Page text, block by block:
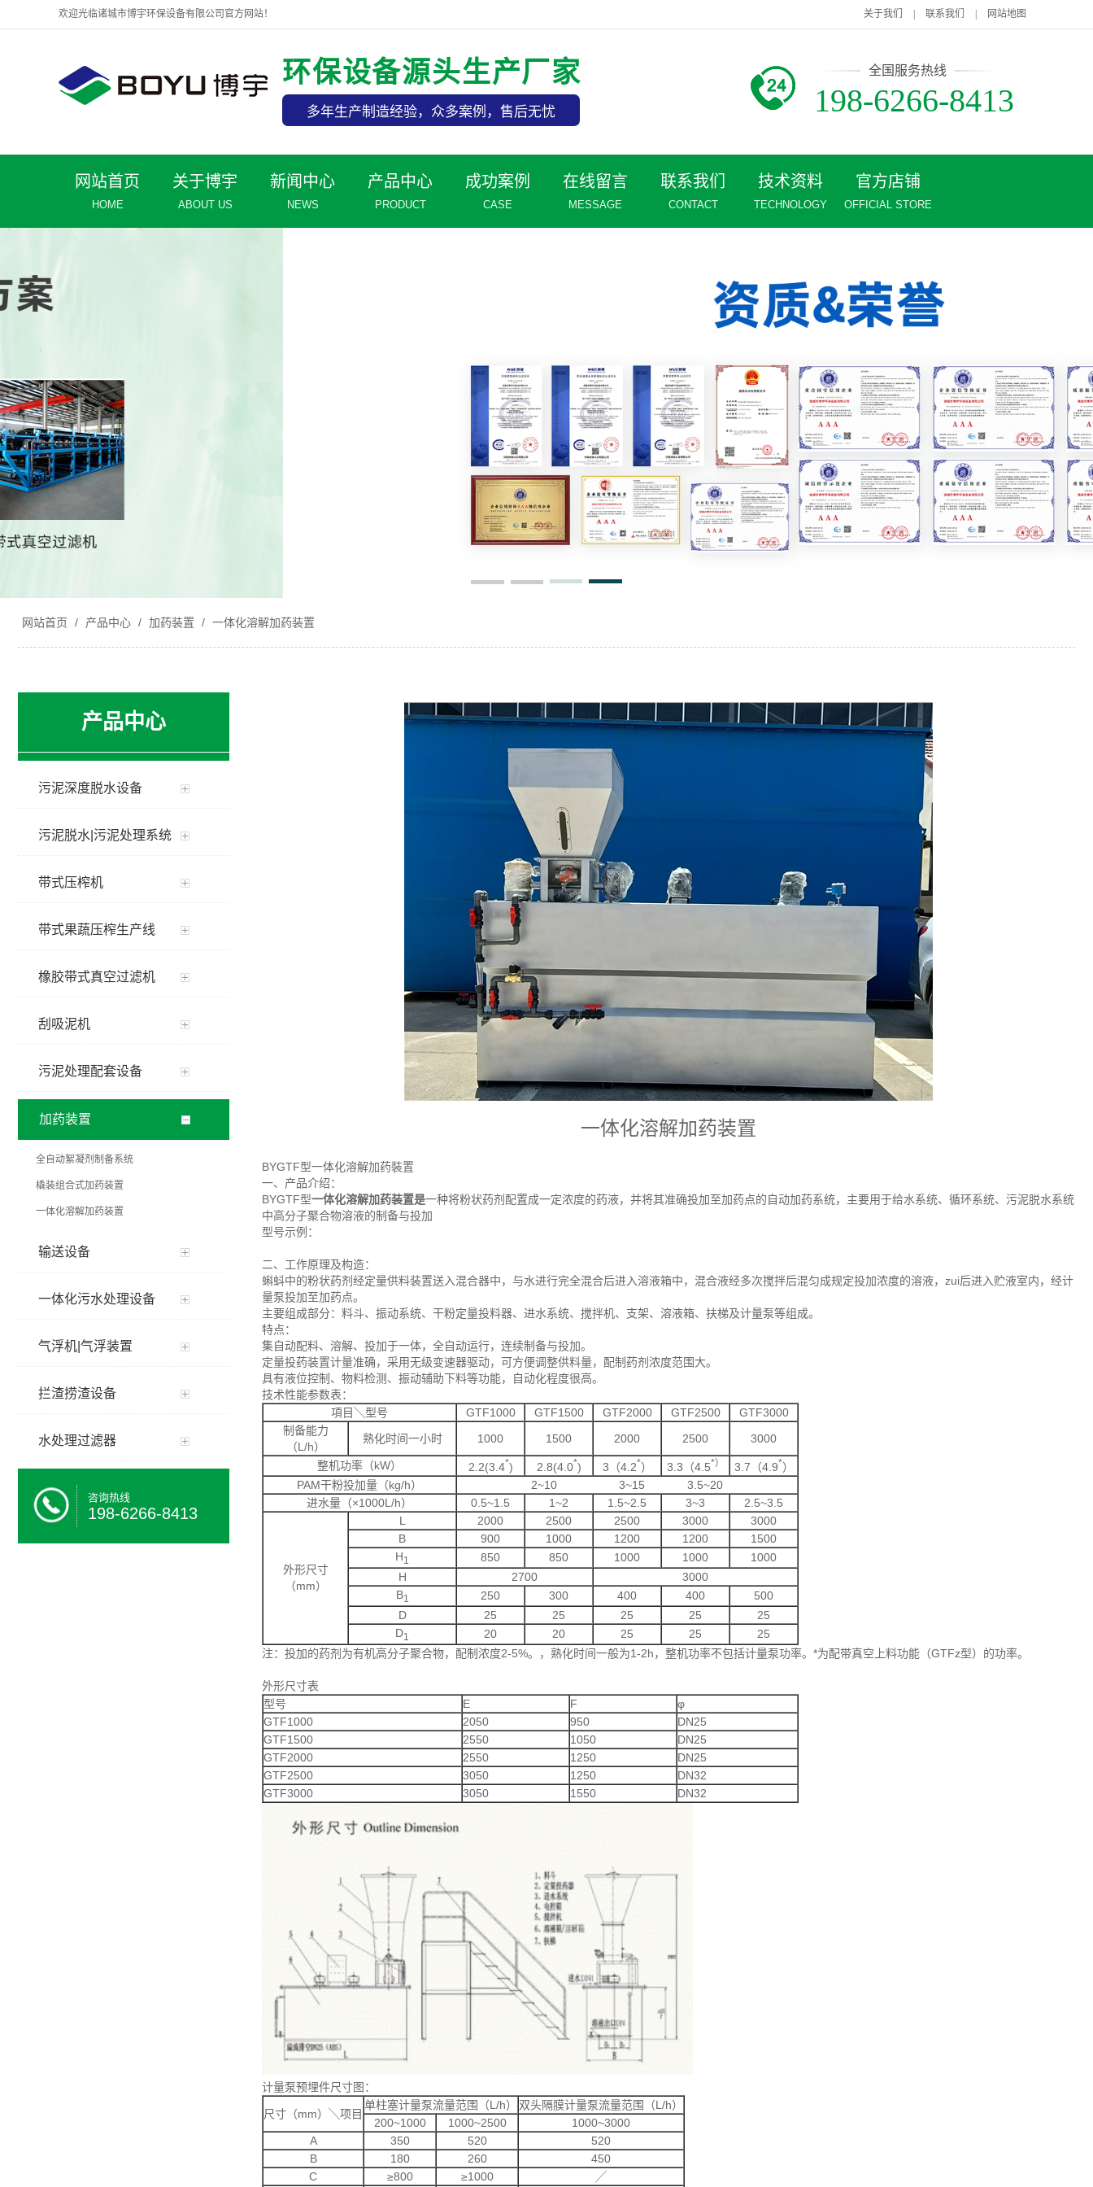
欢迎光临诸城市博宇环保设备有限公司官方网站！ 关于我们 联系我们 网站地图
环保设备源头生产厂家
多年生产制造经验，众多案例，售后无忧
全国服务热线
198-6266-8413
网站首页
HOME
关于博宇
ABOUT US
新闻中心
NEWS
产品中心
PRODUCT
成功案例
CASE
在线留言
MESSAGE
联系我们
CONTACT
技术资料
TECHNOLOGY
官方店铺
OFFICIAL STORE
网站首页 / 产品中心 / 加药装置 / 一体化溶解加药装置
产品中心
污泥深度脱水设备
污泥脱水|污泥处理系统
带式压榨机
带式果蔬压榨生产线
橡胶带式真空过滤机
刮吸泥机
污泥处理配套设备
加药装置
全自动絮凝剂制备系统
橇装组合式加药装置
一体化溶解加药装置
输送设备
一体化污水处理设备
气浮机|气浮装置
拦渣捞渣设备
水处理过滤器
咨询热线
198-6266-8413
一体化溶解加药装置
BYGTF型一体化溶解加药裝置
一、产品介绍：
BYGTF型一体化溶解加药装置是一种将粉状药剂配置成一定浓度的药液，并将其准确投加至加药点的自动加药系统，主要用于给水系统、循环系统、污泥脱水系统
中高分子聚合物溶液的制备与投加
型号示例：
二、工作原理及构造：
蝌蚪中的粉状药剂经定量供料装置送入混合器中，与水进行完全混合后进入溶液箱中，混合液经多次搅拌后混匀成规定投加浓度的溶液，zui后进入贮液室内，经计
量泵投加至加药点。
主要组成部分：料斗、振动系统、干粉定量投料器、进水系统、搅拌机、支架、溶液箱、扶梯及计量泵等组成。
特点：
集自动配料、溶解、投加于一体，全自动运行，连续制备与投加。
定量投药装置计量准确，采用无级变速器驱动，可方便调整供料量，配制药剂浓度范围大。
具有液位控制、物料检测、振动辅助下料等功能，自动化程度很高。
技术性能参数表：
項目╲型号
GTF1000 GTF1500 GTF2000 GTF2500
GTF3000
制备能力
（L/h）
熟化时间一小时 1000 1500 2000 2500 3000
整机功率（kW） 2.2(3.4*) 2.8(4.0*) 3（4.2*） 3.3（4.5*） 3.7（4.9*）
PAM干粉投加量（kg/h）
2~10 3~15 3.5~20
进水量（×1000L/h）
0.5~1.5 1~2 1.5~2.5 3~3 2.5~3.5
外形尺寸
（mm）
L 2000 2500 2500 3000
3000
B
900 1000 1200 1200
1500
H1 850 850 1000 1000
1000
H
2700
3000
B1 250 300 400 400
500
D
25 25 25 25
25
D1 20 20 25 25
25
注：投加的药剂为有机高分子聚合物，配制浓度2-5%。，熟化时间一般为1-2h，整机功率不包括计量泵功率。*为配带真空上料功能（GTFz型）的功率。
外形尺寸表
型号
E F
φ
GTF1000
2050 950
DN25
GTF1500
2550 1050
DN25
GTF2000
2550 1250
DN25
GTF2500
3050 1250
DN32
GTF3000
3050 1550 DN32
计量泵预埋件尺寸图：
尺寸（mm）╲项目
单柱塞计量泵流量范围（L/h）
双头隔膜计量泵流量范围（L/h）
200~1000
1000~2500
1000~3000
A
350 520
520
B
180 260
450
C
≥800 ≥1000 ╱